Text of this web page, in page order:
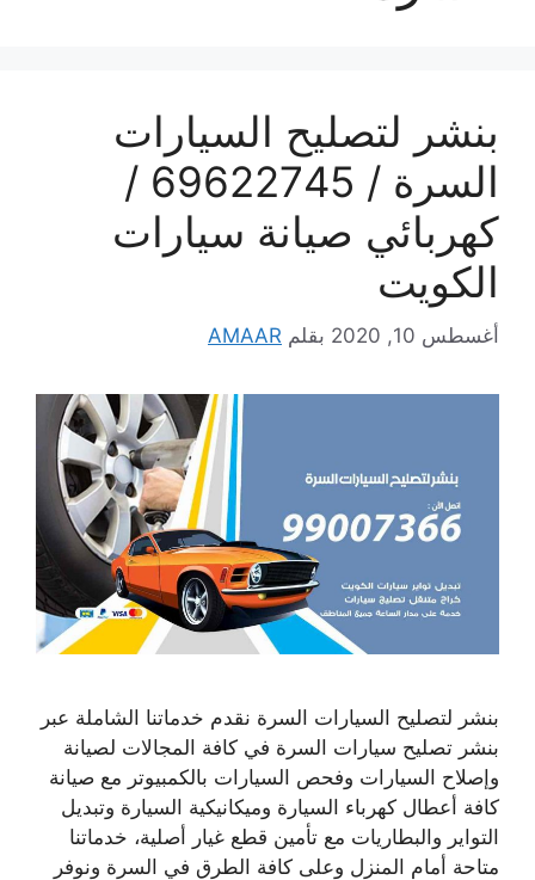
بنشر لتصليح السيارات
السرة / 69622745 /
كهربائي صيانة سيارات
الكويت
أغسطس 10, 2020 بقلم AMAAR
بنشر لتصليح السيارات السرة نقدم خدماتنا الشاملة عبر
بنشر تصليح سيارات السرة في كافة المجالات لصيانة
وإصلاح السيارات وفحص السيارات بالكمبيوتر مع صيانة
كافة أعطال كهرباء السيارة وميكانيكية السيارة وتبديل
التواير والبطاريات مع تأمين قطع غيار أصلية، خدماتنا
متاحة أمام المنزل وعلى كافة الطرق في السرة ونوفر